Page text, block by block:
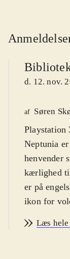
d. 12. nov.
af Søren
Playstation
Neptunia
henvender
kærlighed
er på
ikon for
er tale om
Læs